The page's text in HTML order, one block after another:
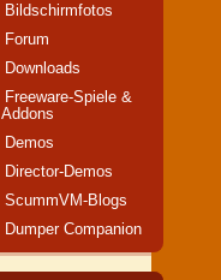
Bildschirmfotos
Forum
Downloads
Freeware-Spiele &
Addons
Demos
Director-Demos
ScummVM-Blogs
Dumper Companion